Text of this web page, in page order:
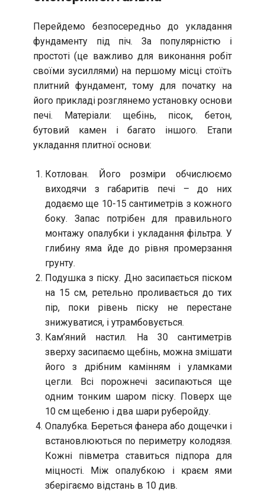
Перейдемо безпосередньо до укладання
фундаменту під піч. За популярністю і
простоті (це важливо для виконання робіт
своїми зусиллями) на першому місці стоїть
плитний фундамент, тому для початку на
його прикладі розглянемо установку основи
печі. Матеріали: щебінь, пісок, бетон,
бутовий камен і багато іншого. Етапи
укладання плитної основи:
Котлован. Його розміри обчислюємо
виходячи з габаритів печі – до них
додаємо ще 10-15 сантиметрів з кожного
боку. Запас потрібен для правильного
монтажу опалубки і укладання фільтра. У
глибину яма йде до рівня промерзання
грунту.
Подушка з піску. Дно засипається піском
на 15 см, ретельно проливається до тих
пір, поки рівень піску не перестане
знижуватися, і утрамбовується.
Кам’яний настил. На 30 сантиметрів
зверху засипаємо щебінь, можна змішати
його з дрібним камінням і уламками
цегли. Всі порожнечі засипаються ще
одним тонким шаром піску. Поверх ще
10 см щебеню і два шари руберойду.
Опалубка. Береться фанера або дощечки і
встановлюються по периметру колодязя.
Кожні півметра ставиться підпора для
міцності. Між опалубкою і краєм ями
зберігаємо відстань в 10 див.